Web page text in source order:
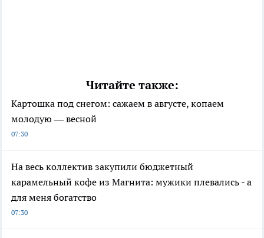
Читайте также:
Картошка под снегом: сажаем в августе, копаем
молодую — весной
07:30
На весь коллектив закупили бюджетный
карамельный кофе из Магнита: мужики плевались - а
для меня богатство
07:30